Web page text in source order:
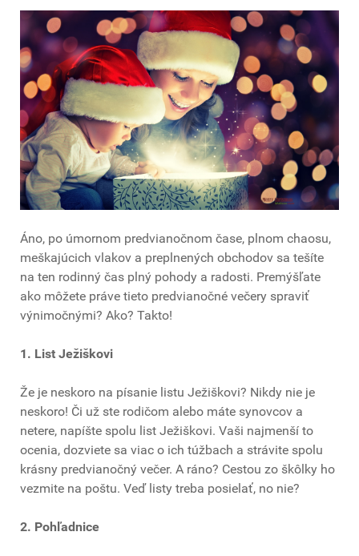
Áno, po úmornom predvianočnom čase, plnom chaosu,
meškajúcich vlakov a preplnených obchodov sa tešíte
na ten rodinný čas plný pohody a radosti. Premýšľate
ako môžete práve tieto predvianočné večery spraviť
výnimočnými? Ako? Takto!
1. List Ježiškovi
Že je neskoro na písanie listu Ježiškovi? Nikdy nie je
neskoro! Či už ste rodičom alebo máte synovcov a
netere, napíšte spolu list Ježiškovi. Vaši najmenší to
ocenia, dozviete sa viac o ich túžbach a strávite spolu
krásny predvianočný večer. A ráno? Cestou zo škôlky ho
vezmite na poštu. Veď listy treba posielať, no nie?
2. Pohľadnice